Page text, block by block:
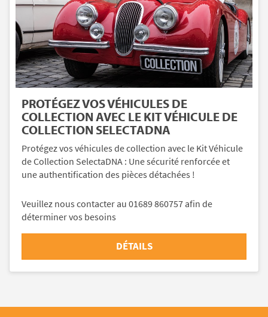
PROTÉGEZ VOS VÉHICULES DE
COLLECTION AVEC LE KIT VÉHICULE DE
COLLECTION SELECTADNA
Protégez vos véhicules de collection avec le Kit Véhicule
de Collection SelectaDNA : Une sécurité renforcée et
une authentification des pièces détachées !
Veuillez nous contacter au 01689 860757 afin de
déterminer vos besoins
DÉTAILS